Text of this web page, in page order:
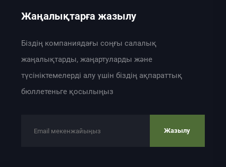
Жаңалықтарға жазылу
Біздің компаниядағы соңғы салалық
жаңалықтарды, жаңартуларды және
түсініктемелерді алу үшін біздің ақпараттық
бюллетеньге қосылыңыз
Жазылу